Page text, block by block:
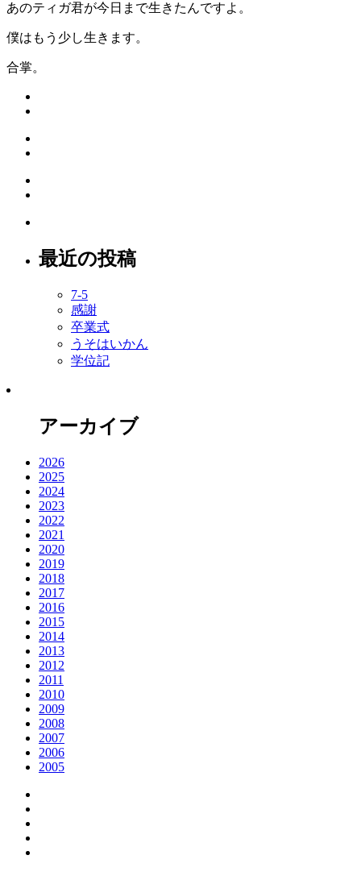
あのティガ君が今日まで生きたんですよ。
僕はもう少し生きます。
合掌。
最近の投稿
7-5
感謝
卒業式
うそはいかん
学位記
アーカイブ
2026
2025
2024
2023
2022
2021
2020
2019
2018
2017
2016
2015
2014
2013
2012
2011
2010
2009
2008
2007
2006
2005